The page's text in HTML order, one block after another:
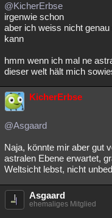
@KicherErbse
irgenwie schon
aber ich weiss nicht
kann
hmm wenn ich mal ne
dieser welt hält mich
KicherErbse
@Asgaard
Naja, könnte mir aber gut
astralen Ebene erwartet,
Weltsicht lebst, nicht
Asgaard
ehemaliges Mitglied